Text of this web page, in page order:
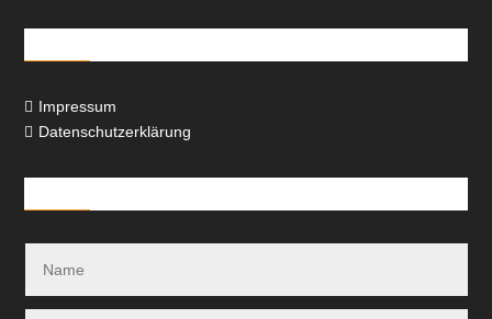
 Impressum
 Datenschutzerklärung